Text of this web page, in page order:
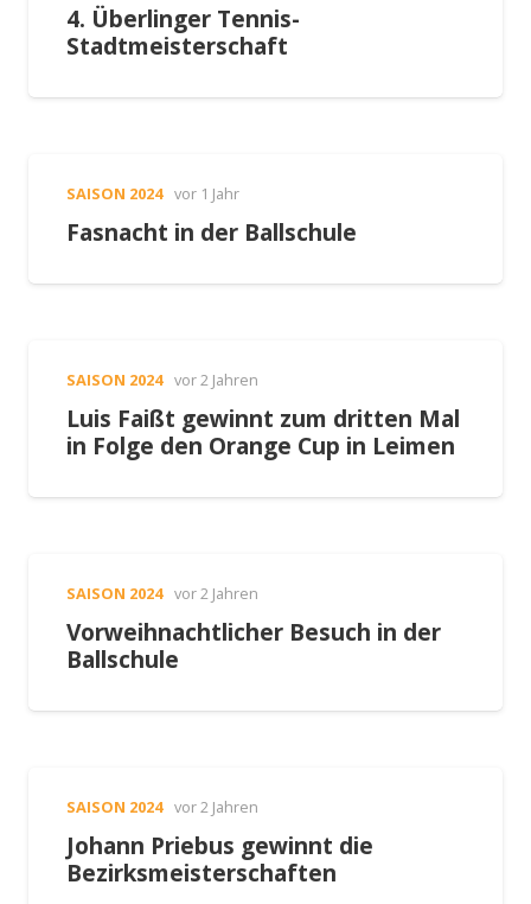
4. Überlinger Tennis-
Stadtmeisterschaft
SAISON 2024 vor 1 Jahr
Fasnacht in der Ballschule
SAISON 2024 vor 2 Jahren
Luis Faißt gewinnt zum dritten Mal
in Folge den Orange Cup in Leimen
SAISON 2024 vor 2 Jahren
Vorweihnachtlicher Besuch in der
Ballschule
SAISON 2024 vor 2 Jahren
Johann Priebus gewinnt die
Bezirksmeisterschaften